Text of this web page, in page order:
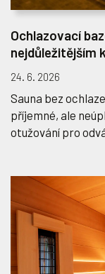
Ochlazovací
nejdůležitějším
24. 6. 2026
Sauna bez
příjemné, ale
otužování pro